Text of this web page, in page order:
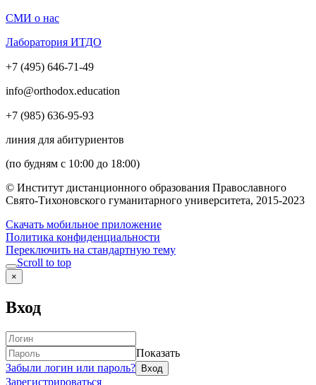
СМИ о нас
Лаборатория ИТДО
+7 (495) 646-71-49
info@orthodox.education
+7 (985) 636-95-93
линия для абитуриентов
(по будням с 10:00 до 18:00)
© Институт дистанционного образования Православного
Свято-Тихоновского гуманитарного университета, 2015-2023
Скачать мобильное приложение
Политика конфиденциальности
Переключить на стандартную тему
Scroll to top
×
Вход
Показать
Забыли логин или пароль?
Зарегистрироваться